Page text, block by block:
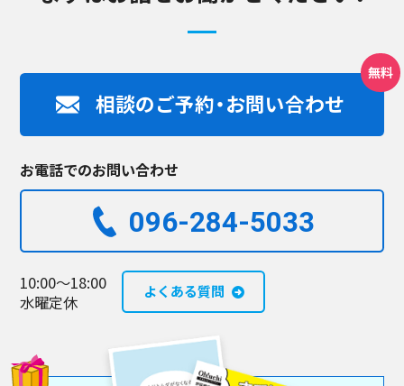
相談のご予約・お問い合わせ
お電話でのお問い合わせ
096-284-5033​
10:00～18:00
水曜定休
よくある質問